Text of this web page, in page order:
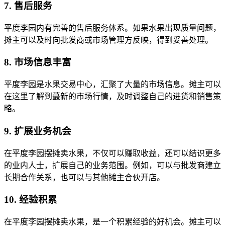
7. 售后服务
平度李园内有完善的售后服务体系。如果水果出现质量问题，
摊主可以及时向批发商或市场管理方反映，得到妥善处理。
8. 市场信息丰富
平度李园是水果交易中心，汇聚了大量的市场信息。摊主可以
在这里了解到蕞新的市场行情，及时调整自己的进货和销售策
略。
9. 扩展业务机会
在平度李园摆摊卖水果，不仅可以赚取收益，还可以结识更多
的业内人士，扩展自己的业务范围。例如，可以与批发商建立
长期合作关系，也可以与其他摊主合伙开店。
10. 经验积累
在平度李园摆摊卖水果，是一个积累经验的好机会。摊主可以